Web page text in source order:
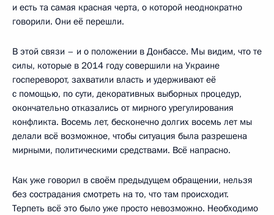
и есть та самая красная черта, о которой неоднократно
говорили. Они её перешли.
В этой связи – и о положении в Донбассе. Мы видим, что те
силы, которые в 2014 году совершили на Украине
госпереворот, захватили власть и удерживают её
с помощью, по сути, декоративных выборных процедур,
окончательно отказались от мирного урегулирования
конфликта. Восемь лет, бесконечно долгих восемь лет мы
делали всё возможное, чтобы ситуация была разрешена
мирными, политическими средствами. Всё напрасно.
Как уже говорил в своём предыдущем обращении, нельзя
без сострадания смотреть на то, что там происходит.
Терпеть всё это было уже просто невозможно. Необходимо